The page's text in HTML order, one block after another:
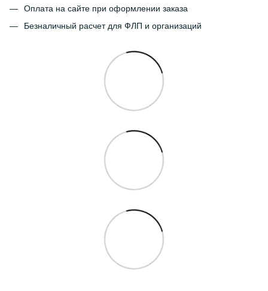
Оплата на сайте при оформлении заказа
Безналичный расчет для ФЛП и организаций